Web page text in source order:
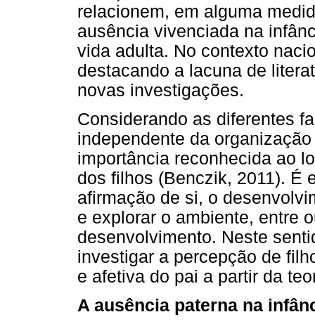
relacionem, em alguma
ausência vivenciada na
vida adulta. No contexto
destacando a lacuna de
novas investigações.
Considerando as diferentes
independente da
importância reconhecida ao
dos filhos (Benczik, 2011). É
afirmação de si, o
e explorar o ambiente, entre
desenvolvimento. Neste
investigar a percepção de
e afetiva do pai a partir da
A ausência paterna na